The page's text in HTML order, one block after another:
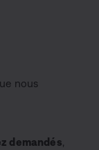
nous
demandés